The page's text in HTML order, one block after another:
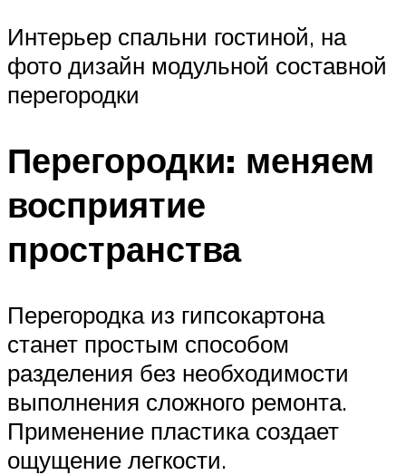
Интерьер спальни гостиной, на
фото дизайн модульной составной
перегородки
Перегородки: меняем
восприятие
пространства
Перегородка из гипсокартона
станет простым способом
разделения без необходимости
выполнения сложного ремонта.
Применение пластика создает
ощущение легкости.